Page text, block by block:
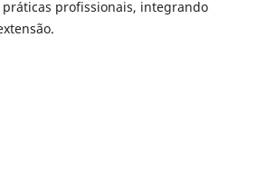
profissionais, integrando